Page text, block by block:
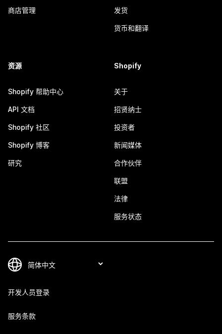
商店管理 发货
货币和翻译
资源
Shopify 帮助中心
API 文档
Shopify 社区
Shopify 博客
研究
Shopify
关于
招贤纳士
投资者
新闻媒体
合作伙伴
联盟
法律
服务状态
开发人员登录
服务条款